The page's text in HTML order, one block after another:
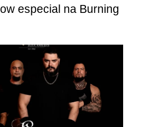
especial na Burning